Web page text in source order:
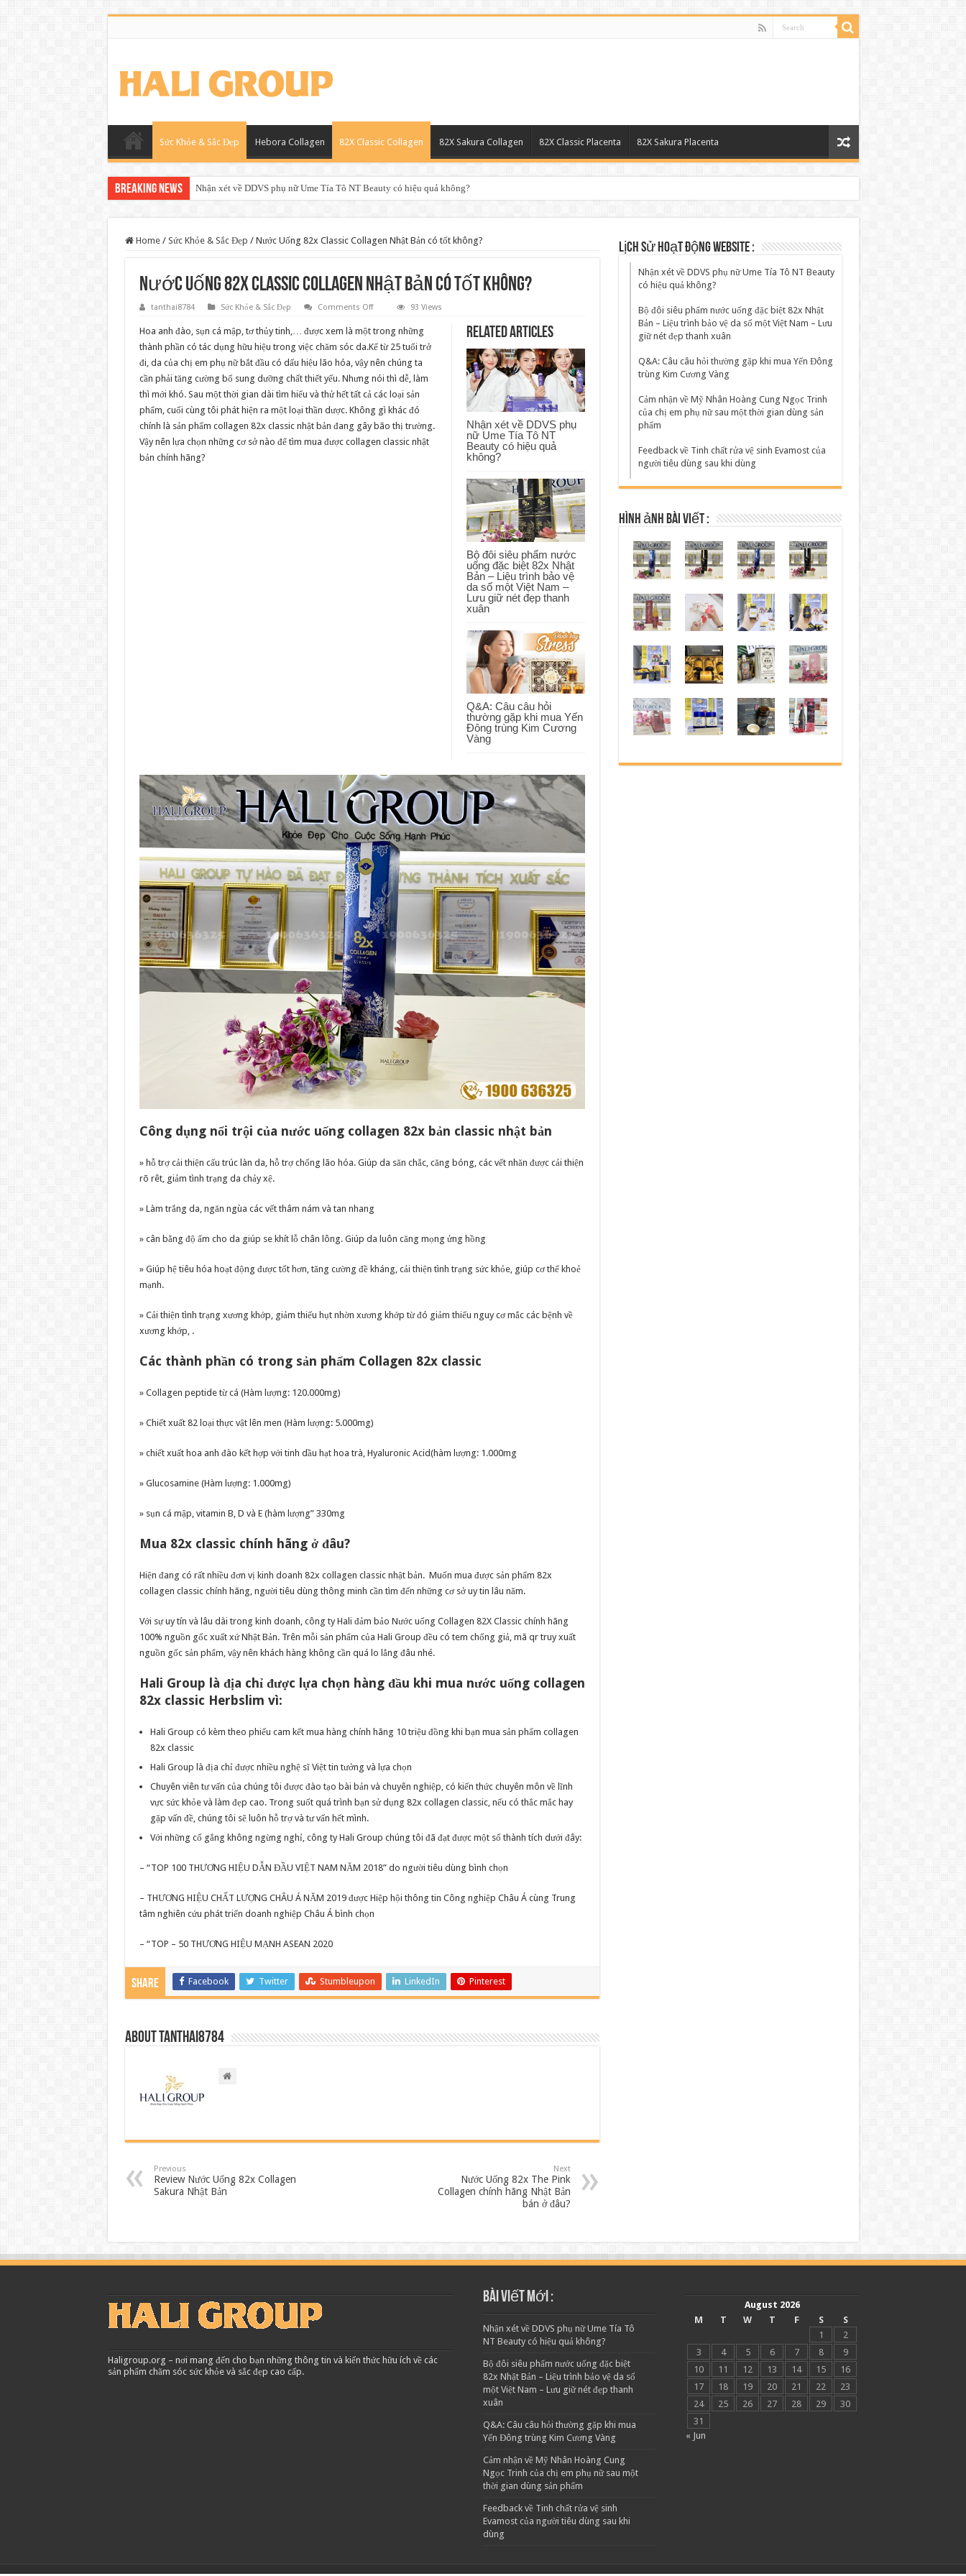
Sức Khỏe & Sắc Đẹp Hebora Collagen 82X Classic Collagen 82X Sakura Collagen 82X Classic Placenta 82X Sakura Placenta
Breaking News Nhận xét về DDVS phụ nữ Ume Tía Tô NT Beauty có hiệu quả không?
Home / Sức Khỏe & Sắc Đẹp / Nước Uống 82x Classic Collagen Nhật Bản có tốt không?
Nước Uống 82x Classic Collagen Nhật Bản có tốt không?
tanthai8784 Sức Khỏe & Sắc Đẹp Comments Offon
82x
Classic
Nhật
có
tốt
không?
93 Views
Related Articles
Nhận xét về DDVS phụ
nữ Ume Tía Tô NT
Beauty có hiệu quả
không?
Bộ đôi siêu phẩm nước
uống đặc biệt 82x Nhật
Bản – Liệu trình bảo vệ
da số một Việt Nam –
Lưu giữ nét đẹp thanh
xuân
Q&A: Câu câu hỏi
thường gặp khi mua Yến
Đông trùng Kim Cương
Vàng
Hoa anh đào, sụn cá mập, tơ thủy tinh,… được xem là một trong những
thành phần có tác dụng hữu hiệu trong việc chăm sóc da.Kể từ 25 tuổi trở
đi, da của chị em phụ nữ bắt đầu có dấu hiệu lão hóa, vậy nên chúng ta
cần phải tăng cường bổ sung dưỡng chất thiết yếu. Nhưng nói thì dễ, làm
thì mới khó. Sau một thời gian dài tìm hiểu và thử hết tất cả các loại sản
phẩm, cuối cùng tôi phát hiện ra một loại thần dược. Không gì khác đó
chính là sản phẩm collagen 82x classic nhật bản đang gây bão thị trường.
Vậy nên lựa chọn những cơ sở nào để tìm mua được collagen classic nhật
bản chính hãng?
Công dụng nổi trội của nước uống collagen 82x bản classic nhật bản
» hỗ trợ cải thiện cấu trúc làn da, hỗ trợ chống lão hóa. Giúp da săn chắc, căng bóng, các vết nhăn được cải thiện
rõ rêt, giảm tình trạng da chảy xệ.
» Làm trắng da, ngăn ngùa các vết thâm nám và tan nhang
» cân bằng độ ẩm cho da giúp se khít lỗ chân lông. Giúp da luôn căng mọng ửng hồng
» Giúp hệ tiêu hóa hoạt động được tốt hơn, tăng cường đề kháng, cải thiện tình trạng sức khỏe, giúp cơ thể khoẻ
mạnh.
» Cải thiện tình trạng xương khớp, giảm thiếu hụt nhờn xương khớp từ đó giảm thiểu nguy cơ mắc các bệnh về
xương khớp, .
Các thành phần có trong sản phẩm Collagen 82x classic
» Collagen peptide từ cá (Hàm lượng: 120.000mg)
» Chiết xuất 82 loại thực vật lên men (Hàm lượng: 5.000mg)
» chiết xuất hoa anh đào kết hợp với tinh dầu hạt hoa trà, Hyaluronic Acid(hàm lượng: 1.000mg
» Glucosamine (Hàm lượng: 1.000mg)
» ​sụn cá mập, vitamin B, D và E (hàm lượng” 330mg
Mua 82x classic chính hãng ở đâu?
Hiện đang có rất nhiều đơn vị kinh doanh 82x collagen classic nhật bản. Muốn mua được sản phẩm 82x
collagen classic chính hãng, người tiêu dùng thông minh cần tìm đến những cơ sở uy tin lâu năm.
Với sự uy tín và lâu dài trong kinh doanh, công ty Hali đảm bảo Nước uống Collagen 82X Classic chính hãng
100% nguồn gốc xuất xứ Nhật Bản. Trên mỗi sản phẩm của Hali Group đều có tem chống giả, mã qr truy xuất
nguồn gốc sản phẩm, vậy nên khách hàng không cần quá lo lắng đâu nhé.
Hali Group là địa chỉ được lựa chọn hàng đầu khi mua nước uống collagen
82x classic Herbslim vì:
Hali Group có kèm theo phiếu cam kết mua hàng chính hãng 10 triệu đồng khi bạn mua sản phẩm collagen
82x classic
Hali Group là địa chỉ được nhiều nghệ sĩ Việt tin tưởng và lựa chọn
Chuyên viên tư vấn của chúng tôi được đào tạo bài bản và chuyên nghiệp, có kiến thức chuyên môn về lĩnh
vực sức khỏe và làm đẹp cao. Trong suốt quá trình bạn sử dụng 82x collagen classic, nếu có thắc mắc hay
gặp vấn đề, chúng tôi sẽ luôn hỗ trợ và tư vấn hết mình.
Với những cố gắng không ngừng nghỉ, công ty Hali Group chúng tôi đã đạt được một số thành tích dưới đây:
– “TOP 100 THƯƠNG HIỆU DẪN ĐẦU VIỆT NAM NĂM 2018” do người tiêu dùng bình chọn
– THƯƠNG HIỆU CHẤT LƯỢNG CHÂU Á NĂM 2019 được Hiệp hội thông tin Công nghiệp Châu Á cùng Trung
tâm nghiên cứu phát triển doanh nghiệp Châu Á bình chọn
– “TOP – 50 THƯƠNG HIỆU MẠNH ASEAN 2020
Share Facebook Twitter Stumbleupon LinkedIn Pinterest
About tanthai8784
Previous
Review Nước Uống 82x Collagen
Sakura Nhật Bản
Next
Nước Uống 82x The Pink
Collagen chính hãng Nhật Bản
bán ở đâu?
Lịch sử hoạt động website :
Nhận xét về DDVS phụ nữ Ume Tía Tô NT Beauty
có hiệu quả không?
Bộ đôi siêu phẩm nước uống đặc biệt 82x Nhật
Bản – Liệu trình bảo vệ da số một Việt Nam – Lưu
giữ nét đẹp thanh xuân
Q&A: Câu câu hỏi thường gặp khi mua Yến Đông
trùng Kim Cương Vàng
Cảm nhận về Mỹ Nhân Hoàng Cung Ngọc Trinh
của chị em phụ nữ sau một thời gian dùng sản
phẩm
Feedback về Tinh chất rửa vệ sinh Evamost của
người tiêu dùng sau khi dùng
Hình ảnh bài viết :
Haligroup.org – nơi mang đến cho bạn những thông tin và kiến thức hữu ích về các
sản phẩm chăm sóc sức khỏe và sắc đẹp cao cấp.
Bài viết mới :
Nhận xét về DDVS phụ nữ Ume Tía Tô
NT Beauty có hiệu quả không?
Bộ đôi siêu phẩm nước uống đặc biệt
82x Nhật Bản – Liệu trình bảo vệ da số
một Việt Nam – Lưu giữ nét đẹp thanh
xuân
Q&A: Câu câu hỏi thường gặp khi mua
Yến Đông trùng Kim Cương Vàng
Cảm nhận về Mỹ Nhân Hoàng Cung
Ngọc Trinh của chị em phụ nữ sau một
thời gian dùng sản phẩm
Feedback về Tinh chất rửa vệ sinh
Evamost của người tiêu dùng sau khi
dùng
August 2026
M
T W T F S
S
1
2
3
4 5 6 7 8
9
10
11 12 13 14 15
16
17
18 19 20 21 22
23
24
25 26 27 28 29
30
31
« Jun